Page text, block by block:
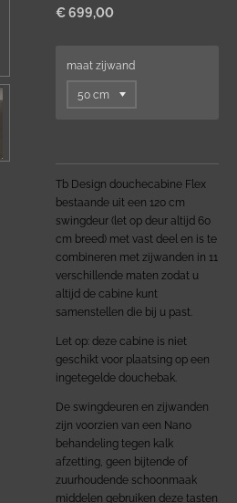
€ 699,00
maat zijwand
Tb Design douchecabine Flex
bestaande uit een 120 cm
swingdeur (let op deur altijd 60
cm breed) met vast deel en is te
combineren met zijwanden in 11
verschillende maten zodat u
altijd de cabine kunt
samenstellen die bij u past.
Let op: deze cabine is niet
geschikt voor plaatsing op een
ingetegelde douchebak.
De swingdeuren en zijwanden
zijn voorzien van een Nano
behandeling tegen kalk
afzetting, geen bijtende of
zuurhoudende schoonmaak
middelen gebruiken deze tasten